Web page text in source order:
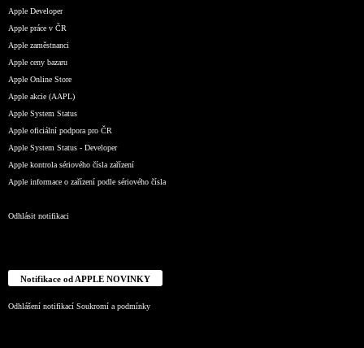
Apple Developer
Apple práce v ČR
Apple zaměstnanci
Apple ceny bazaru
Apple Online Store
Apple akcie (AAPL)
Apple System Status
Apple oficiální podpora pro ČR
Apple System Status - Developer
Apple kontrola sériového čísla zařízení
Apple informace o zařízení podle sériového čísla
Odhlásit notifikaci
Notifikace od APPLE NOVINKY
Odhlášení notifikací Soukromí a podmínky